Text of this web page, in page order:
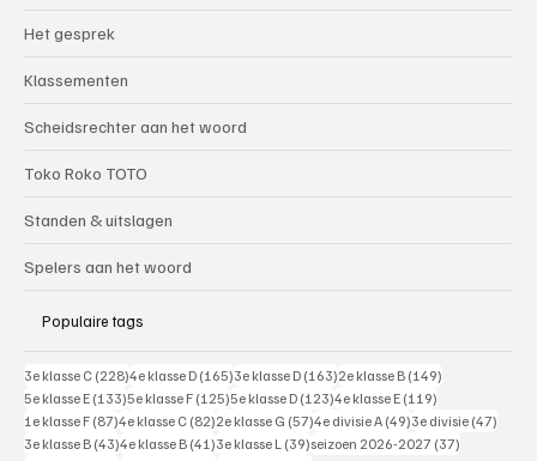
Het gesprek
Klassementen
Scheidsrechter aan het woord
Toko Roko TOTO
Standen & uitslagen
Spelers aan het woord
Populaire tags
3e klasse C (228)228 posts
4e klasse D (165)165 posts
3e klasse D (163)163 posts
2e klasse B (149)
5e klasse E (133)133 posts
5e klasse F (125)125 posts
5e klasse D (123)123 posts
4e klasse E (119)
1e klasse F (87)87 posts
4e klasse C (82)82 posts
2e klasse G (57)57 posts
4e divisie A (49)49 posts
3e divisie (47)
3e klasse B (43)43 posts
4e klasse B (41)41 posts
3e klasse L (39)39 posts
seizoen 2026-2027 (37)